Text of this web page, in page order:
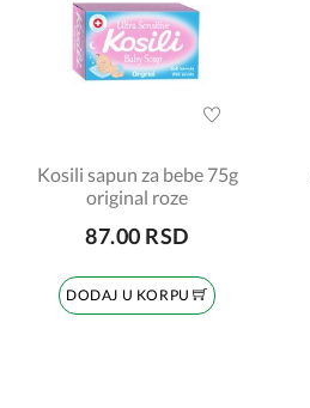
Kosili sapun za bebe 75g
original roze
87.00 RSD
DODAJ U KORPU